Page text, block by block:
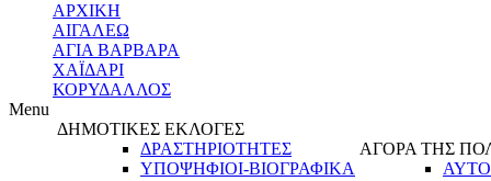
ΑΡΧΙΚΗ
ΑΙΓΑΛΕΩ
ΑΓΙΑ ΒΑΡΒΑΡΑ
ΧΑΪΔΑΡΙ
ΚΟΡΥΔΑΛΛΟΣ
Menu
ΔΗΜΟΤΙΚΕΣ ΕΚΛΟΓΕΣ
ΔΡΑΣΤΗΡΙΟΤΗΤΕΣ
ΥΠΟΨΗΦΙΟΙ-ΒΙΟΓΡΑΦΙΚΑ
ΑΓΟΡΑ ΤΗΣ